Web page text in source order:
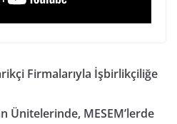
Firmalarıyla İşbirlikçiliğe
Ünitelerinde, MESEM’lerde